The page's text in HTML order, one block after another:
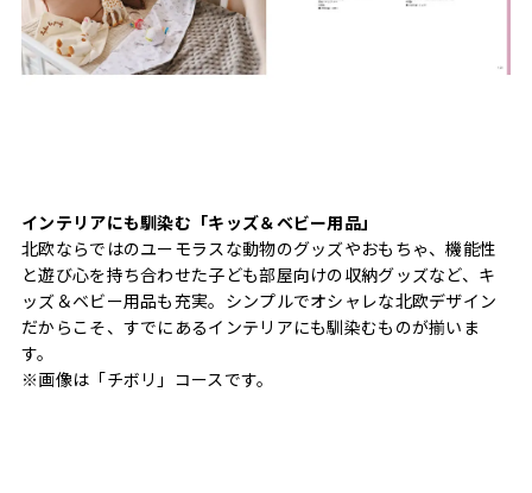
インテリアにも馴染む「キッズ＆ベビー用品」
北欧ならではのユーモラスな動物のグッズやおもちゃ、機能性
と遊び心を持ち合わせた子ども部屋向けの収納グッズなど、キ
ッズ＆ベビー用品も充実。シンプルでオシャレな北欧デザイン
だからこそ、すでにあるインテリアにも馴染むものが揃いま
す。
※画像は「チボリ」コースです。